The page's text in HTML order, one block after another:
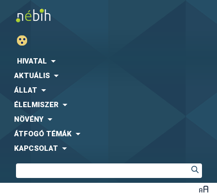
HIVATAL
AKTUÁLIS
ÁLLAT
ÉLELMISZER
NÖVÉNY
ÁTFOGÓ TÉMÁK
KAPCSOLAT